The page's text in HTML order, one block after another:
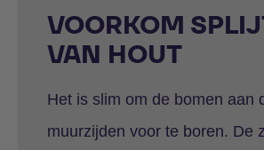
VOORKOM
VAN HOUT
Het is slim om de bomen aan
muurzijden voor te boren. De